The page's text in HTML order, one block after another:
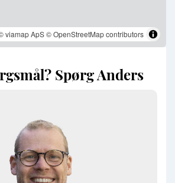
viamap ApS© OpenStreetMap contributors
Spørg Anders